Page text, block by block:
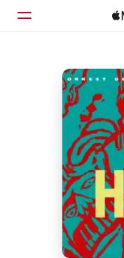
Início
Explorar
Buscar